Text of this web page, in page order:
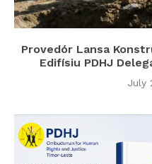
Provedór Lansa
Edifísiu PDHJ
July